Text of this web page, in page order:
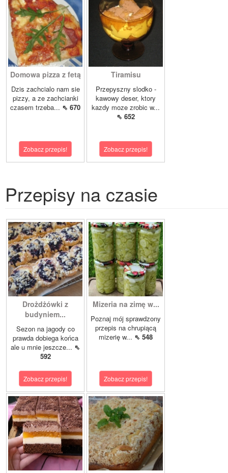
Domowa pizza z fetą
Dzis zachcialo nam sie
pizzy, a ze zachcianki
czasem trzeba... ⇖ 670
Zobacz przepis!
Tiramisu
Przepyszny slodko -
kawowy deser, ktory
kazdy moze zrobic w...
⇖ 652
Zobacz przepis!
Przepisy na czasie
Drożdżówki z
budyniem...
Sezon na jagody co
prawda dobiega końca
ale u mnie jeszcze... ⇖
592
Zobacz przepis!
Mizeria na zimę w...
Poznaj mój sprawdzony
przepis na chrupiącą
mizerię w... ⇖ 548
Zobacz przepis!